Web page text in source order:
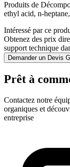
Produits de
ethyl acid, n-
Intéressé par ce
Obtenez des prix
support technique
Demander un Devis
Prêt à
Contactez notre
organiques et
entreprise